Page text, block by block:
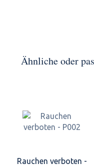
Ähnliche oder
Rauchen verboten -